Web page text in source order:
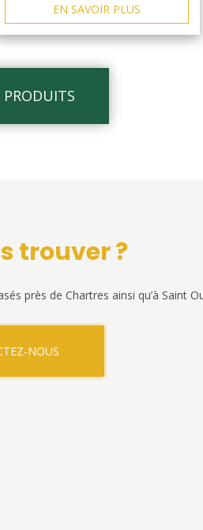
EN SAVOIR PLUS
trouver ?
près de Chartres ainsi qu’à Saint
NOUS